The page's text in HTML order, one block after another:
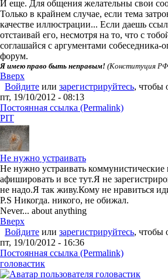
И еще. Для общения желательны свои
Только в крайнем случае, если тема
качестве иллюстрации... Если даешь
отстаивай его, несмотря на то, что с
соглашайся с аргументами
форум.
Я имею право быть неправым! (Конституция
Вверх
Войдите или зарегистрируйтесь, чтобы
пт, 19/10/2012 - 08:13
Постоянная ссылка (Permalink)
PIT
Не нужно устраивать
Не нужно устраивать коммунистические
афишировать и все тут.Я не
не надо.Я так живу.Кому не нравиться
P.S Никогда. никого, не обижал.
Never... about anything
Вверх
Войдите или зарегистрируйтесь, чтобы
пт, 19/10/2012 - 16:36
Постоянная ссылка (Permalink)
головастик